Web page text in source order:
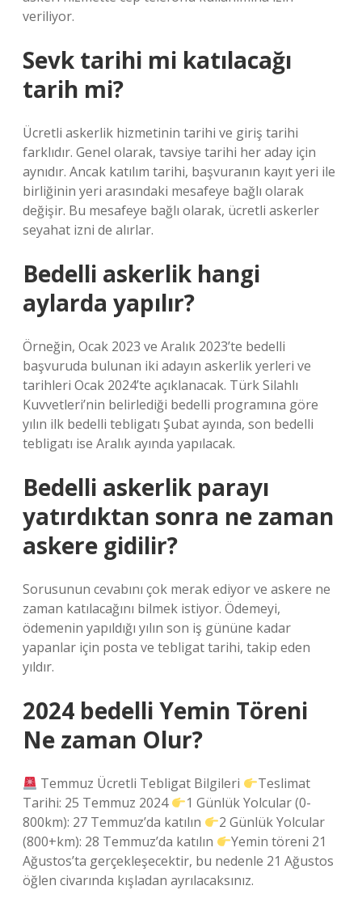
veriliyor.
Sevk tarihi mi katılacağı
tarih mi?
Ücretli askerlik hizmetinin tarihi ve giriş tarihi
farklıdır. Genel olarak, tavsiye tarihi her aday için
aynıdır. Ancak katılım tarihi, başvuranın kayıt yeri ile
birliğinin yeri arasındaki mesafeye bağlı olarak
değişir. Bu mesafeye bağlı olarak, ücretli askerler
seyahat izni de alırlar.
Bedelli askerlik hangi
aylarda yapılır?
Örneğin, Ocak 2023 ve Aralık 2023’te bedelli
başvuruda bulunan iki adayın askerlik yerleri ve
tarihleri ​​Ocak 2024’te açıklanacak. Türk Silahlı
Kuvvetleri’nin belirlediği bedelli programına göre
yılın ilk bedelli tebligatı Şubat ayında, son bedelli
tebligatı ise Aralık ayında yapılacak.
Bedelli askerlik parayı
yatırdıktan sonra ne zaman
askere gidilir?
Sorusunun cevabını çok merak ediyor ve askere ne
zaman katılacağını bilmek istiyor. Ödemeyi,
ödemenin yapıldığı yılın son iş gününe kadar
yapanlar için posta ve tebligat tarihi, takip eden
yıldır.
2024 bedelli Yemin Töreni
Ne zaman Olur?
Temmuz Ücretli Tebligat Bilgileri
Teslimat
Tarihi: 25 Temmuz 2024
1 Günlük Yolcular (0-
800km): 27 Temmuz’da katılın
2 Günlük Yolcular
(800+km): 28 Temmuz’da katılın
Yemin töreni 21
Ağustos’ta gerçekleşecektir, bu nedenle 21 Ağustos
öğlen civarında kışladan ayrılacaksınız.